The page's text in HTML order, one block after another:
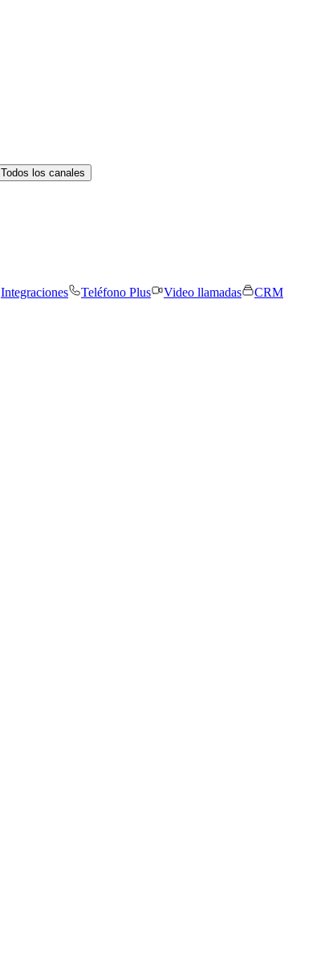
Todos los canales
Integraciones Teléfono Plus Video llamadas
CRM